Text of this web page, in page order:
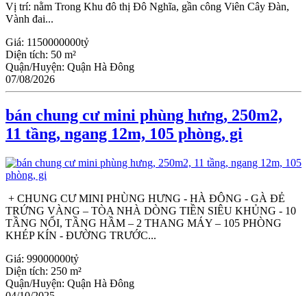
Vị trí: nằm Trong Khu đô thị Đô Nghĩa, gần công Viên Cây Đàn,
Vành đai...
Giá: 1150000000tỷ
Diện tích: 50 m²
Quận/Huyện: Quận Hà Đông
07/08/2026
bán chung cư mini phùng hưng, 250m2,
11 tầng, ngang 12m, 105 phòng, gi
+ CHUNG CƯ MINI PHÙNG HƯNG - HÀ ĐÔNG - GÀ ĐẺ
TRỨNG VÀNG – TÒA NHÀ DÒNG TIỀN SIÊU KHỦNG - 10
TẦNG NỔI, TẦNG HẦM – 2 THANG MÁY – 105 PHÒNG
KHÉP KÍN - ĐƯỜNG TRƯỚC...
Giá: 99000000tỷ
Diện tích: 250 m²
Quận/Huyện: Quận Hà Đông